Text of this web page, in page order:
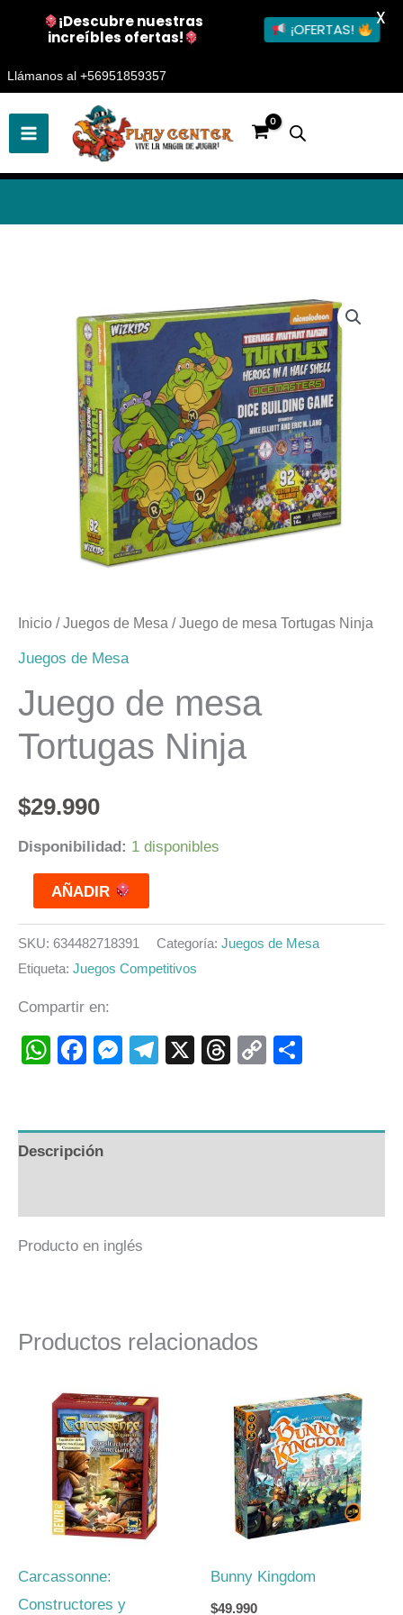
al +56951859357
Ir
al
contenido
Inicio /Juegos de Mesa / Juego de mesa Tortugas Ninja
Juegos de Mesa
Juego de mesa
Tortugas Ninja
$29.990
Disponibilidad: 1 disponibles
AÑADIR
SKU: 634482718391 Categoría: Juegos de Mesa
Etiqueta: Juegos Competitivos
Compartir en:
WhatsApp
Facebook
Messenger
Telegram
X Threads
Copy
Descripción
Producto en inglés
Productos relacionados
Carcassonne:
Constructores y
Bunny Kingdom
$49.990
¡Descubre nuestras
increíbles ofertas!
¡OFERTAS!
X